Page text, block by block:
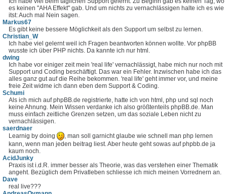
es keinen "AHA Effekt" gab. Und um nichts zu vernachlässigen halte ich es wie
itst: Auch mal Nein sagen.
Markus67
Es gibt keine bessere Möglichkeit als den Support um selbst zu lernen.
Christian_W
Ich habe viel gelernt weil ich Fragen beantworten können wollte. Vor phpBB
wusste ich über PHP nichts. Da kannte ich nur html.
dwing
Ich habe vor einiger zeit mein 'real life' vernachlässigt, habe mich nur noch mit
Support und Coding beschäftigt. Das war ein Fehler. Inzwischen habe ich das
alles ganz gut auf die Reihe bekommen. 'real life' geht immer vor, und meine
freie Zeit widme ich dann eben dem Support & Coding.
Schumi
Als ich mich auf phpBB.de registrierte, hatte ich von html, php und sql noch
keine Ahnung. Mein Wissen verdanke ich also größtenteils phpBB.de. Man
muss einfach zeitliche Grenzen setzen, um das soziale Leben nicht zu
vernachlässigen.
saerdnaer
Learnig by doing
, man soll garnicht glaube wie schnell man php lernen
kann, wenn man jeden beitrag liest. Aber heute geht sowas auf phpbb.de ja
kaum noch.
AcidJunky
Praxis ist i.d.R. immer besser als Theorie, was das verstehen einer Thematik
angeht. Bezüglich dem Privatleben schliesse ich mich meinen Vorrednern an.
Dave
real live???